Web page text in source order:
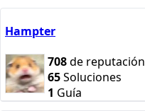
Hampter
708de reputación
65Soluciones
1 Guía